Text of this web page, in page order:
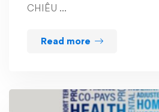
CHIÊU …
Read more